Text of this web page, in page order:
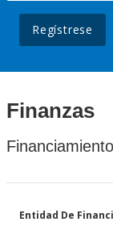
Regístrese
Finanzas
Entidad De